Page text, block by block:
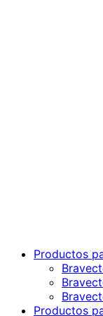
Productos
Productos